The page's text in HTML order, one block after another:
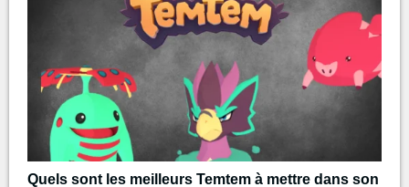
Quels sont les meilleurs Temtem à mettre dans son